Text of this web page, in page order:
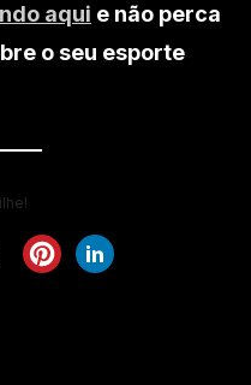
aqui e não perca
o seu esporte